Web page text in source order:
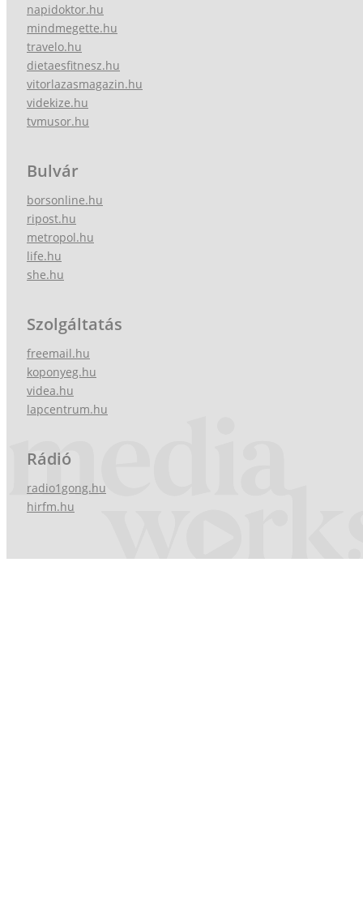
napidoktor.hu
mindmegette.hu
travelo.hu
dietaesfitnesz.hu
vitorlazasmagazin.hu
videkize.hu
tvmusor.hu
Bulvár
borsonline.hu
ripost.hu
metropol.hu
life.hu
she.hu
Szolgáltatás
freemail.hu
koponyeg.hu
videa.hu
lapcentrum.hu
Rádió
radio1gong.hu
hirfm.hu